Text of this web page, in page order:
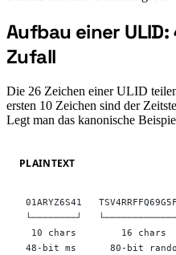
#
Aufbau einer
Zufall
Die 26 Zeichen einer ULID
ersten 10 Zeichen sind der
Legt man das kanonische
PLAINTEXT
01ARYZ6S41
└────────┘
10 chars        16 chars
48-bit ms      80-bit